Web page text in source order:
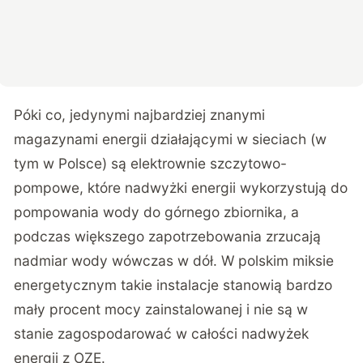
Póki co, jedynymi najbardziej znanymi
magazynami energii działającymi w sieciach (w
tym w Polsce) są elektrownie szczytowo-
pompowe, które nadwyżki energii wykorzystują do
pompowania wody do górnego zbiornika, a
podczas większego zapotrzebowania zrzucają
nadmiar wody wówczas w dół. W polskim miksie
energetycznym takie instalacje stanowią bardzo
mały procent mocy zainstalowanej i nie są w
stanie zagospodarować w całości nadwyżek
energii z OZE.